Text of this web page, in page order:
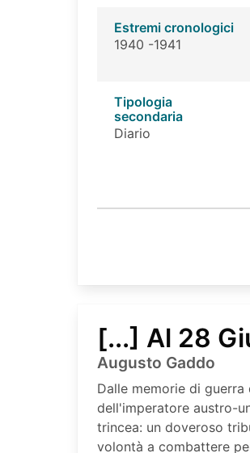
Estremi cronologici
1940 -1941
Tipologia
secondaria
Diario
[...] Al 28
Augusto Gaddo
Dalle memorie di
dell'imperatore austro-
trincea: un doveroso
volontà a combattere